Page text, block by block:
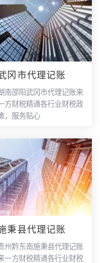
冈市代理记账
南邵阳武冈市代理记账来
方财税精通各行业财税政
，服务贴心
秉县代理记账
州黔东南施秉县代理记账
一方财税精通各行业财税